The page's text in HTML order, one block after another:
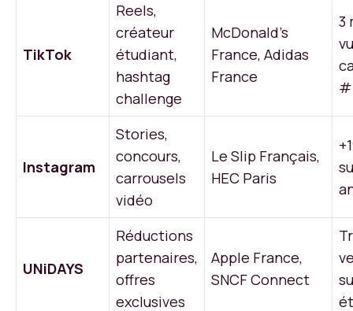
TikTok
Reels,
créateur
étudiant,
hashtag
challenge
McDonald’s
France, Adidas
France
3
Instagram
Stories,
concours,
carrousels
vidéo
Le Slip Français,
HEC Paris
UNiDAYS
Réductions
partenaires,
offres
exclusives
Apple France,
SNCF Connect